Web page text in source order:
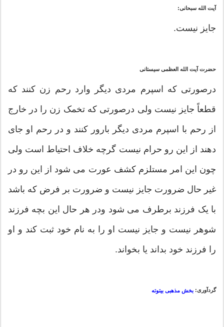
آیت الله سبحانی:
جایز نیست.
حضرت آیت الله العظمی سیستانی
درصورتی که اسپرم مردى ديگر وارد رحم زن کنند که
قطعاً جایز نیست ولى درصورتی که تخمک زن را در خارج
از رحم با اسپرم مردى دیگر بارور کنند و در رحم او جاى
دهند از این رو حرام نیست گرچه خلاف احتیاط است ولى
چون این امر مستلزم کشف عورت مى شود از این رو در
غیر حال ضرورت جایز نیست و ضرورت بر فرض که باشد
با یک فرزند برطرف مى شود ودر هر حال این بچه فرزند
شوهر نیست و جایز نیست او را به نام خود ثبت کند و او
را فرزند خود بداند یا بخواند.
گردآوری: بخش مذهبی بیتوته